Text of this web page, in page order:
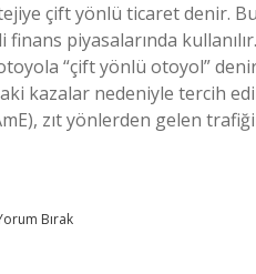
çift yönlü ticaret denir.
finans piyasalarında
“çift yönlü otoyol”
kazalar nedeniyle tercih
zıt yönlerden gelen
Bırak